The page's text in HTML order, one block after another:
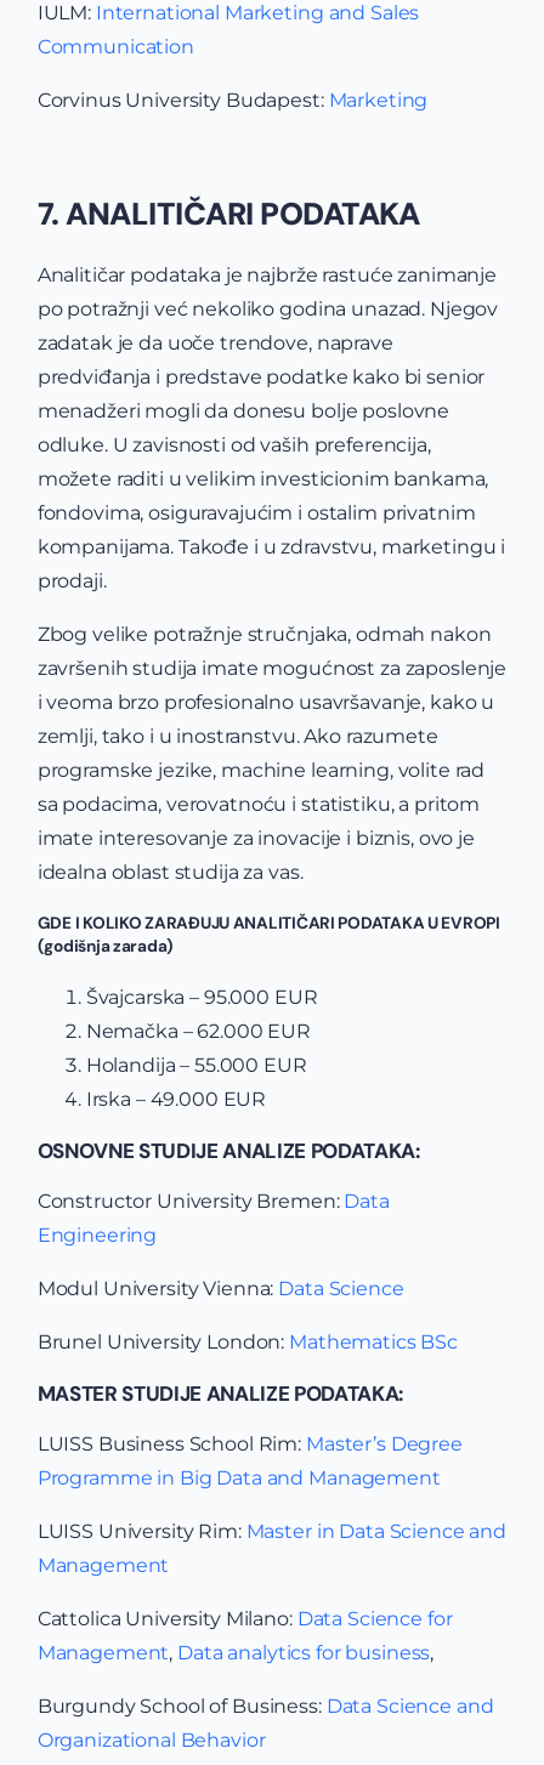
IULM: International Marketing and Sales
Communication
Corvinus University Budapest: Marketing
7. ANALITIČARI PODATAKA
Analitičar podataka je najbrže rastuće zanimanje
po potražnji već nekoliko godina unazad. Njegov
zadatak je da uoče trendove, naprave
predviđanja i predstave podatke kako bi senior
menadžeri mogli da donesu bolje poslovne
odluke. U zavisnosti od vaših preferencija,
možete raditi u velikim investicionim bankama,
fondovima, osiguravajućim i ostalim privatnim
kompanijama. Takođe i u zdravstvu, marketingu i
prodaji.
Zbog velike potražnje stručnjaka, odmah nakon
završenih studija imate mogućnost za zaposlenje
i veoma brzo profesionalno usavršavanje, kako u
zemlji, tako i u inostranstvu. Ako razumete
programske jezike, machine learning, volite rad
sa podacima, verovatnoću i statistiku, a pritom
imate interesovanje za inovacije i biznis, ovo je
idealna oblast studija za vas.
GDE I KOLIKO ZARAĐUJU ANALITIČARI PODATAKA U EVROPI
(godišnja zarada)
Švajcarska – 95.000 EUR
Nemačka – 62.000 EUR
Holandija – 55.000 EUR
Irska – 49.000 EUR
OSNOVNE STUDIJE ANALIZE PODATAKA:
Constructor University Bremen: Data
Engineering
Modul University Vienna: Data Science
Brunel University London: Mathematics BSc
MASTER STUDIJE ANALIZE PODATAKA:
LUISS Business School Rim: Master’s Degree
Programme in Big Data and Management
LUISS University Rim: Master in Data Science and
Management
Cattolica University Milano: Data Science for
Management, Data analytics for business,
Burgundy School of Business: Data Science and
Organizational Behavior